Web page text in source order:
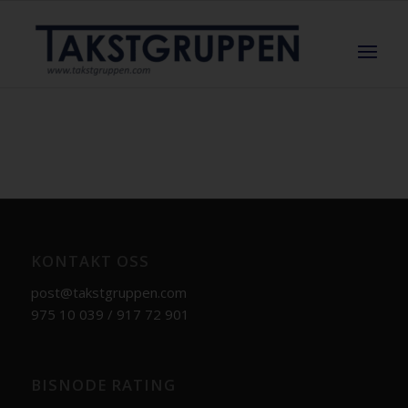
post@takstgruppen.com
975 10 039 / 917 72 901